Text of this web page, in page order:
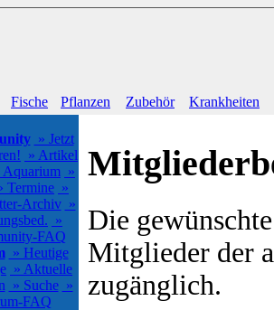
Fische Pflanzen Zubehör Krankheiten
» Jetzt
» Artikel
Aquarium »
Termine »
Archiv »
»
FAQ
» Heutige
» Aktuelle
» Suche »
FAQ
Die
Mitglieder der
zugänglich.